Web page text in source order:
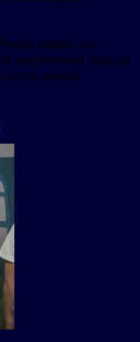
заявил на
энергетики бренда
новой